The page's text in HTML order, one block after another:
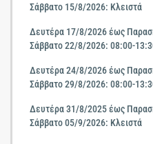
Σάββατο 15/8/2026: Κλειστά
Δευτέρα 17/8/2026 έως
Σάββατο 22/8/2026: 08:00-
Δευτέρα 24/8/2026 έως
Σάββατο 29/8/2026: 08:00-
Δευτέρα 31/8/2025 έως
Σάββατο 05/9/2026: Κλειστά